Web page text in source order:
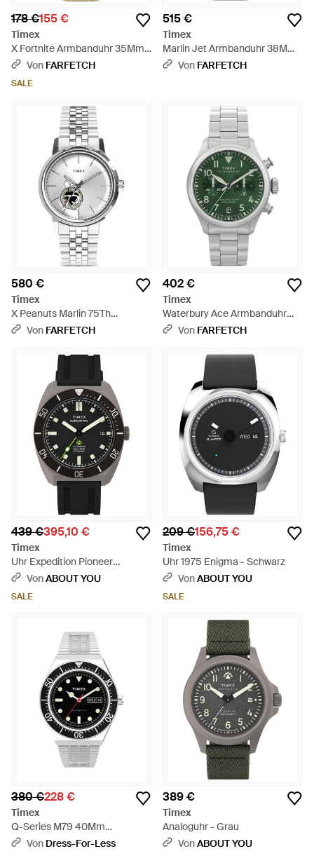
178 €155 €
Timex
X Fortnite Armbanduhr 35Mm -
GelbVon FARFETCH
SALE
515 €
Timex
Marlin Jet Armbanduhr 38Mm -
Schwarz
Von FARFETCH
580 €
Timex
X Peanuts Marlin 75Th
Anniversary Armbanduhr
Von FARFETCH
402 €
Timex
Waterbury Ace Armbanduhr
41Mm - Grün
Von FARFETCH
439 €395,10 €
Timex
Uhr Expedition Pioneer
Automatic - Schwarz
VonABOUT YOU
SALE
209 €156,75 €
Timex
Uhr 1975 Enigma - Schwarz
VonABOUT YOU
SALE
380 €228 €
Timex
Q-Series M79 40Mm
Automatikuhr - Mettallic
Von Dress-For-Less
389 €
Timex
Analoguhr - Grau
VonABOUT YOU